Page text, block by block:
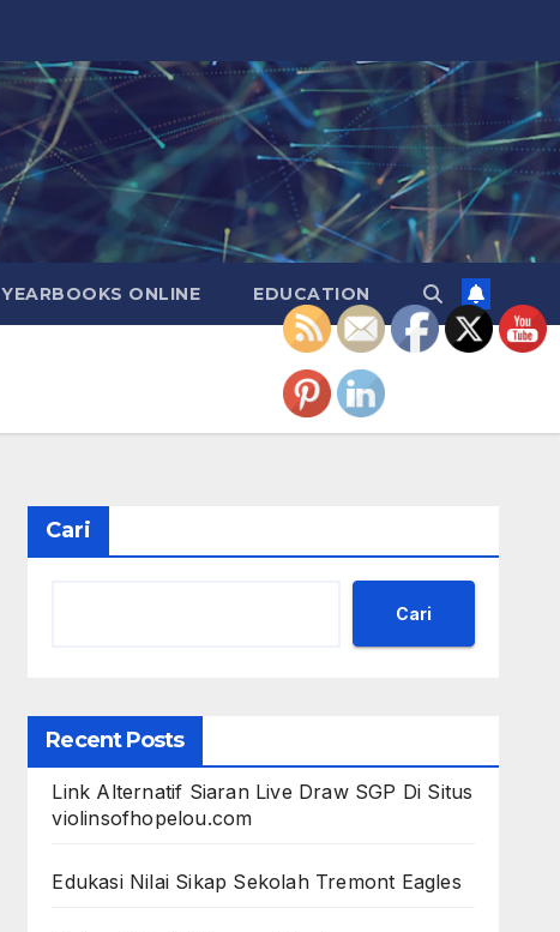
YEARBOOKS ONLINE EDUCATION
Cari
Cari
Recent Posts
Link Alternatif Siaran Live Draw SGP Di Situs
violinsofhopelou.com
Edukasi Nilai Sikap Sekolah Tremont Eagles